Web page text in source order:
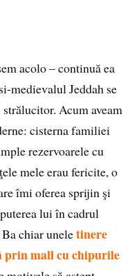
acolo – continuă ea
medievalul Jeddah se
Acum aveam
cisterna familiei
rezervoarele cu
mele erau fericite, o
îmi oferea sprijin şi
lui în cadrul
chiar uneletinere
prin mall cu chipurile